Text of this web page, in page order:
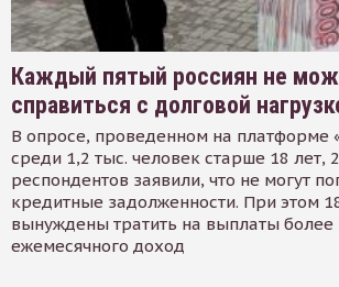
Каждый пятый россиян не
справиться с долговой
В опросе, проведенном на платформе
среди 1,2 тыс. человек старше 18 лет,
респондентов заявили, что не могут
кредитные задолженности. При этом
вынуждены тратить на выплаты более
ежемесячного доход